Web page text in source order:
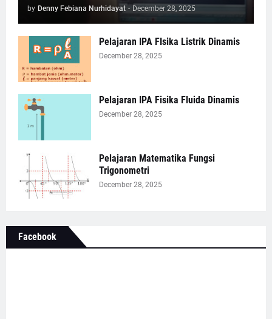
by Denny Febiana Nurhidayat - December 28, 2025
Pelajaran IPA FIsika Listrik Dinamis
December 28, 2025
Pelajaran IPA Fisika Fluida Dinamis
December 28, 2025
Pelajaran Matematika Fungsi
Trigonometri
December 28, 2025
Facebook